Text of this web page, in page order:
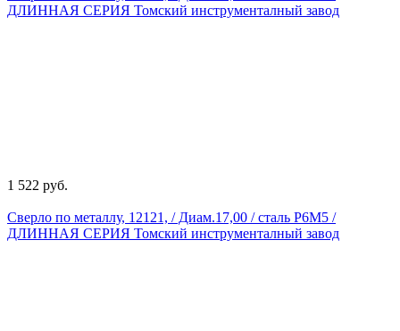
ДЛИННАЯ СЕРИЯ Томский инструменталный завод
1 522 руб.
Сверло по металлу, 12121, / Диам.17,00 / сталь Р6М5 /
ДЛИННАЯ СЕРИЯ Томский инструменталный завод